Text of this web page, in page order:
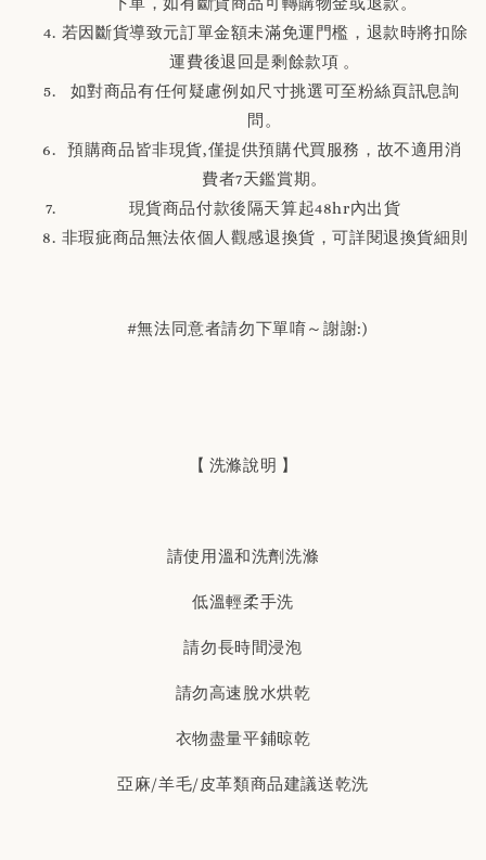
若因斷貨導致元訂單金額未滿免運門檻，退款時將扣除
運費後退回是剩餘款項 。
如對商品有任何疑慮例如尺寸挑選可至粉絲頁訊息詢
問。
預購商品皆非現貨,僅提供預購代買服務，故不適用消
費者7天鑑賞期。
現貨商品付款後隔天算起48hr內出貨
非瑕疵商品無法依個人觀感退換貨，可詳閱退換貨細則
#無法同意者請勿下單唷～謝謝:)
【 洗滌說明 】
請使用溫和洗劑洗滌
低溫輕柔手洗
請勿長時間浸泡
請勿高速脫水烘乾
衣物盡量平鋪晾乾
亞麻/羊毛/皮革類商品建議送乾洗